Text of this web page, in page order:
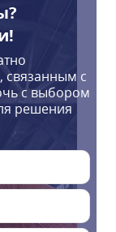
связанным с
с выбором
решения